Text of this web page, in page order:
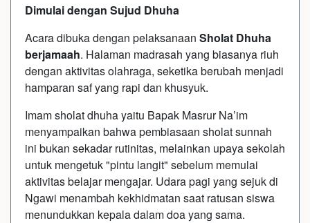
Dimulai dengan Sujud Dhuha
Acara dibuka dengan pelaksanaan Sholat Dhuha
berjamaah. Halaman madrasah yang biasanya riuh
dengan aktivitas olahraga, seketika berubah menjadi
hamparan saf yang rapi dan khusyuk.
Imam sholat dhuha yaitu Bapak Masrur Na’im
menyampaikan bahwa pembiasaan sholat sunnah
ini bukan sekadar rutinitas, melainkan upaya sekolah
untuk mengetuk "pintu langit" sebelum memulai
aktivitas belajar mengajar. Udara pagi yang sejuk di
Ngawi menambah kekhidmatan saat ratusan siswa
menundukkan kepala dalam doa yang sama.